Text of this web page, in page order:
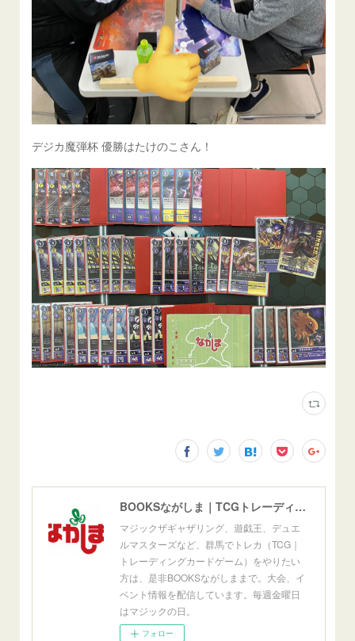
デジカ魔弾杯 優勝はたけのこさん！
BOOKSながしま｜TCGトレーディングカードゲーム群馬県高崎市
マジックザギャザリング、遊戯王、デュエ
ルマスターズなど、群馬でトレカ（TCG｜
トレーディングカードゲーム）をやりたい
方は、是非BOOKSながしままで。大会、イ
ベント情報を配信しています。毎週金曜日
はマジックの日。
フォロー